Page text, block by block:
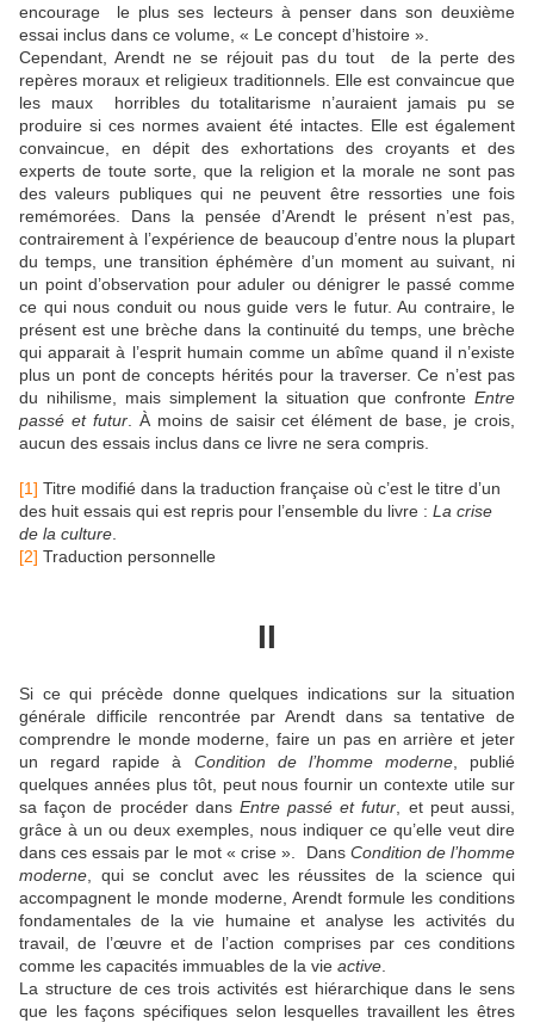
encourage le plus ses lecteurs à penser dans son deuxième
essai inclus dans ce volume, « Le concept d’histoire ».
Cependant, Arendt ne se réjouit pas du tout de la perte des
repères moraux et religieux traditionnels. Elle est convaincue que
les maux horribles du totalitarisme n’auraient jamais pu se
produire si ces normes avaient été intactes. Elle est également
convaincue, en dépit des exhortations des croyants et des
experts de toute sorte, que la religion et la morale ne sont pas
des valeurs publiques qui ne peuvent être ressorties une fois
remémorées. Dans la pensée d’Arendt le présent n’est pas,
contrairement à l’expérience de beaucoup d’entre nous la plupart
du temps, une transition éphémère d’un moment au suivant, ni
un point d’observation pour aduler ou dénigrer le passé comme
ce qui nous conduit ou nous guide vers le futur. Au contraire, le
présent est une brèche dans la continuité du temps, une brèche
qui apparait à l’esprit humain comme un abîme quand il n’existe
plus un pont de concepts hérités pour la traverser. Ce n’est pas
du nihilisme, mais simplement la situation que confronte Entre
passé et futur. À moins de saisir cet élément de base, je crois,
aucun des essais inclus dans ce livre ne sera compris.
[1] Titre modifié dans la traduction française où c’est le titre d’un
des huit essais qui est repris pour l’ensemble du livre : La crise
de la culture
[2] Traduction personnelle
II
Si ce qui précède donne quelques indications sur la situation
générale difficile rencontrée par Arendt dans sa tentative de
comprendre le monde moderne, faire un pas en arrière et jeter
un regard rapide à Condition de l’homme moderne, publié
quelques années plus tôt, peut nous fournir un contexte utile sur
sa façon de procéder dans Entre passé et futur , et peut aussi,
grâce à un ou deux exemples, nous indiquer ce qu’elle veut dire
dans ces essais par le mot « crise ». Dans Condition de l’homme
moderne , qui se conclut avec les réussites de la science qui
accompagnent le monde moderne, Arendt formule les conditions
fondamentales de la vie humaine et analyse les activités du
travail, de l’œuvre et de l’action comprises par ces conditions
comme les capacités immuables de la vie active
La structure de ces trois activités est hiérarchique dans le sens
que les façons spécifiques selon lesquelles travaillent les êtres